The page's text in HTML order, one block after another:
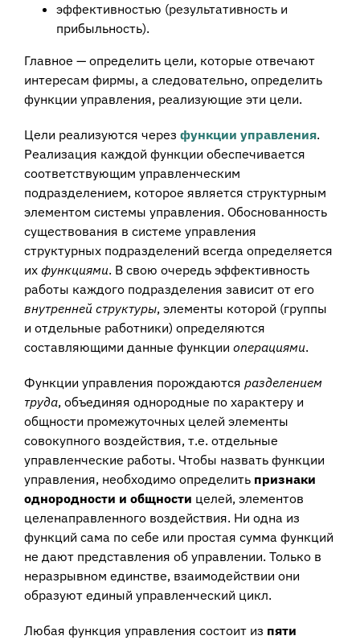
эффективностью (результативность и
прибыльность).
Главное — определить цели, которые отвечают
интересам фирмы, а следовательно, определить
функции управления, реализующие эти цели.
Цели реализуются через функции управления.
Реализация каждой функции обеспечивается
соответствующим управленческим
подразделением, которое является структурным
элементом системы управления. Обоснованность
существования в системе управления
структурных подразделений всегда определяется
их функциями. В свою очередь эффективность
работы каждого подразделения зависит от его
внутренней структуры, элементы которой (группы
и отдельные работники) определяются
составляющими данные функции операциями.
Функции управления порождаются разделением
труда, объединяя однородные по характеру и
общности промежуточных целей элементы
совокупного воздействия, т.е. отдельные
управленческие работы. Чтобы назвать функции
управления, необходимо определить признаки
однородности и общности целей, элементов
целенаправленного воздействия. Ни одна из
функций сама по себе или простая сумма функций
не дают представления об управлении. Только в
неразрывном единстве, взаимодействии они
образуют единый управленческий цикл.
Любая функция управления состоит из пяти